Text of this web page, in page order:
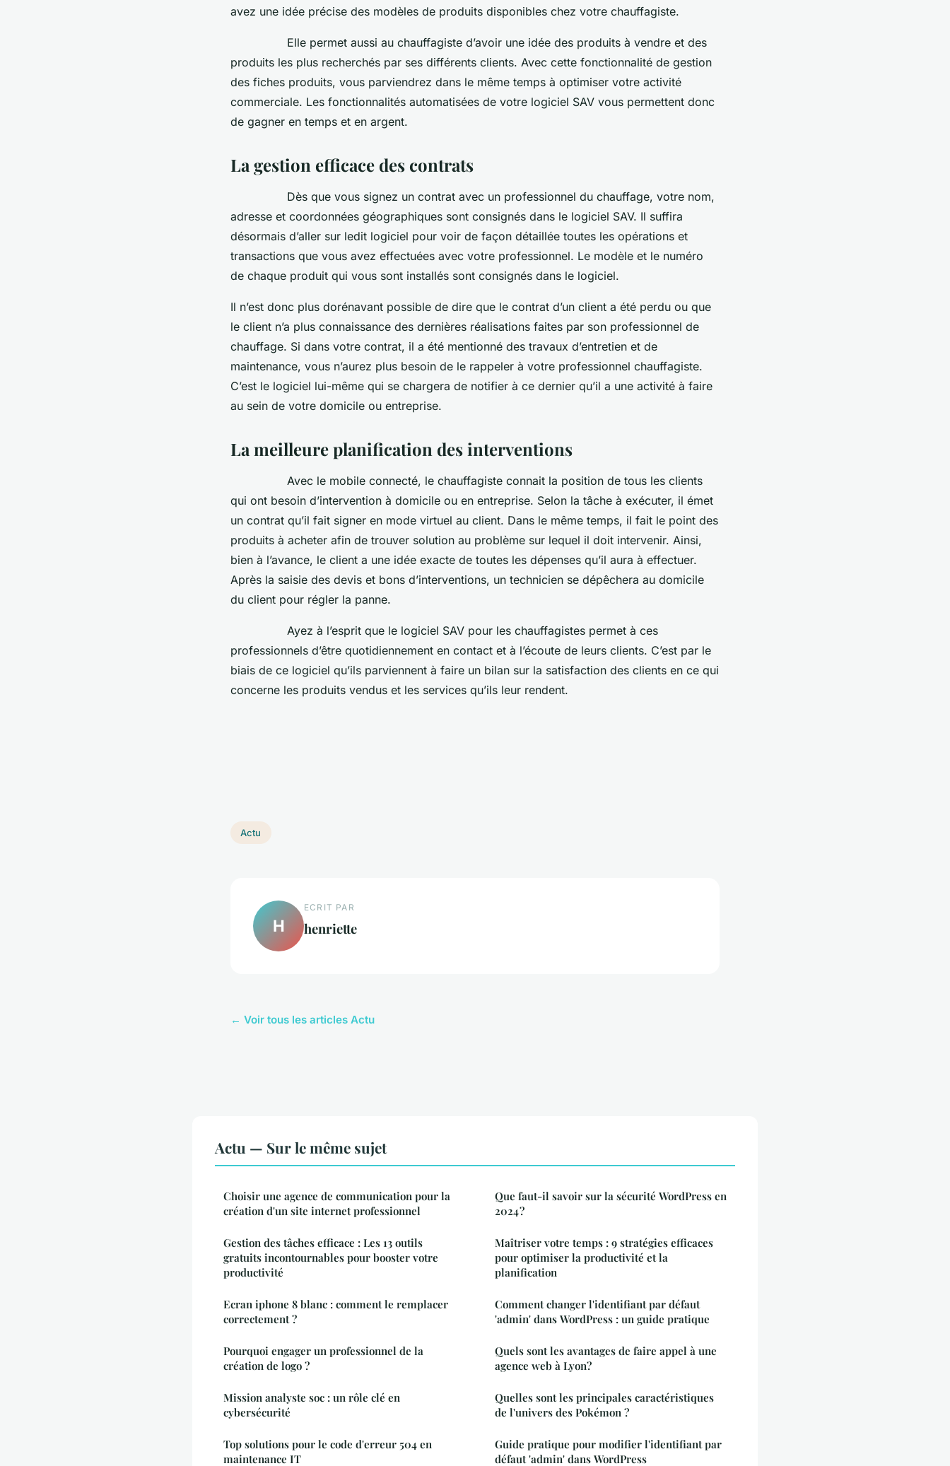
avez une idée précise des modèles de produits disponibles chez votre chauffagiste.
Elle permet aussi au chauffagiste d’avoir une idée des produits à vendre et des
produits les plus recherchés par ses différents clients. Avec cette fonctionnalité de gestion
des fiches produits, vous parviendrez dans le même temps à optimiser votre activité
commerciale. Les fonctionnalités automatisées de votre logiciel SAV vous permettent donc
de gagner en temps et en argent.
La gestion efficace des contrats
Dès que vous signez un contrat avec un professionnel du chauffage, votre nom,
adresse et coordonnées géographiques sont consignés dans le logiciel SAV. Il suffira
désormais d’aller sur ledit logiciel pour voir de façon détaillée toutes les opérations et
transactions que vous avez effectuées avec votre professionnel. Le modèle et le numéro
de chaque produit qui vous sont installés sont consignés dans le logiciel.
Il n’est donc plus dorénavant possible de dire que le contrat d’un client a été perdu ou que
le client n’a plus connaissance des dernières réalisations faites par son professionnel de
chauffage. Si dans votre contrat, il a été mentionné des travaux d’entretien et de
maintenance, vous n’aurez plus besoin de le rappeler à votre professionnel chauffagiste.
C’est le logiciel lui-même qui se chargera de notifier à ce dernier qu’il a une activité à faire
au sein de votre domicile ou entreprise.
La meilleure planification des interventions
Avec le mobile connecté, le chauffagiste connait la position de tous les clients
qui ont besoin d’intervention à domicile ou en entreprise. Selon la tâche à exécuter, il émet
un contrat qu’il fait signer en mode virtuel au client. Dans le même temps, il fait le point des
produits à acheter afin de trouver solution au problème sur lequel il doit intervenir. Ainsi,
bien à l’avance, le client a une idée exacte de toutes les dépenses qu’il aura à effectuer.
Après la saisie des devis et bons d’interventions, un technicien se dépêchera au domicile
du client pour régler la panne.
Ayez à l’esprit que le logiciel SAV pour les chauffagistes permet à ces
professionnels d’être quotidiennement en contact et à l’écoute de leurs clients. C’est par le
biais de ce logiciel qu’ils parviennent à faire un bilan sur la satisfaction des clients en ce qui
concerne les produits vendus et les services qu’ils leur rendent.
Actu
H
ECRIT PAR
henriette
← Voir tous les articles Actu
Actu — Sur le même sujet
Choisir une agence de communication pour la
création d'un site internet professionnel
Gestion des tâches efficace : Les 13 outils
gratuits incontournables pour booster votre
productivité
Ecran iphone 8 blanc : comment le remplacer
correctement ?
Pourquoi engager un professionnel de la
création de logo ?
Mission analyste soc : un rôle clé en
cybersécurité
Top solutions pour le code d'erreur 504 en
maintenance IT
Que faut-il savoir sur la sécurité WordPress en
2024 ?
Maîtriser votre temps : 9 stratégies efficaces
pour optimiser la productivité et la
planification
Comment changer l'identifiant par défaut
'admin' dans WordPress : un guide pratique
Quels sont les avantages de faire appel à une
agence web à Lyon?
Quelles sont les principales caractéristiques
de l'univers des Pokémon ?
Guide pratique pour modifier l'identifiant par
défaut 'admin' dans WordPress